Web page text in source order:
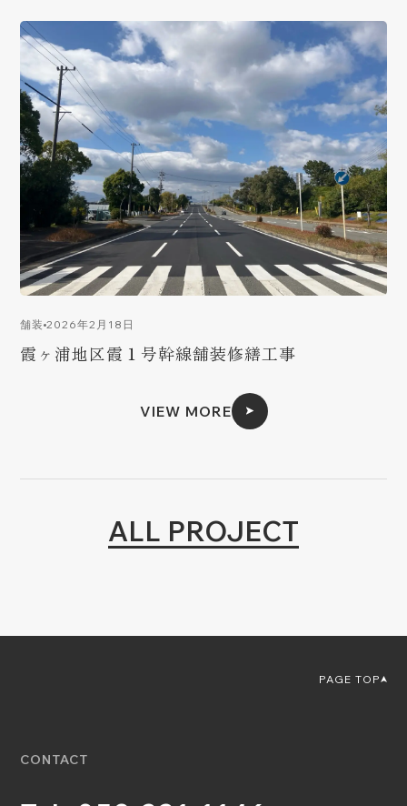
舗装 2026年2月18日
霞ヶ浦地区霞１号幹線舗装修繕工事
VIEW MORE
ALL PROJECT
PAGE TOP
CONTACT